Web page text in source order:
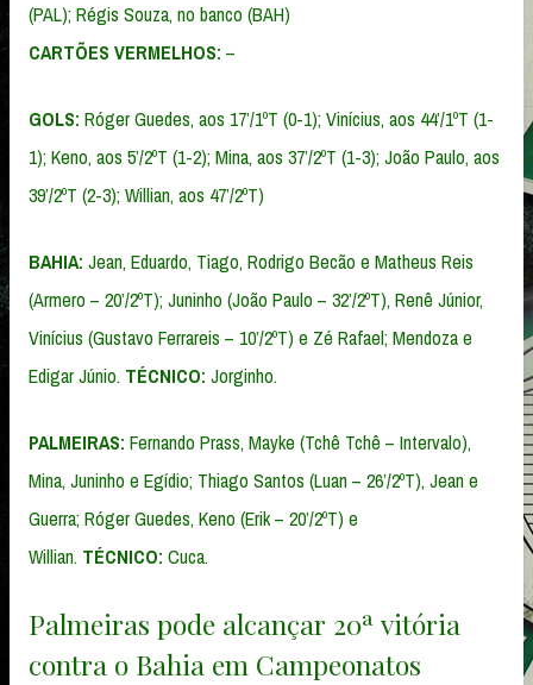
(PAL); Régis Souza, no banco (BAH)
CARTÕES VERMELHOS: –
GOLS: Róger Guedes, aos 17’/1ºT (0-1); Vinícius, aos 44’/1ºT (1-
1); Keno, aos 5’/2ºT (1-2); Mina, aos 37’/2ºT (1-3); João Paulo, aos
39’/2ºT (2-3); Willian, aos 47’/2ºT)
BAHIA: Jean, Eduardo, Tiago, Rodrigo Becão e Matheus Reis
(Armero – 20’/2ºT); Juninho (João Paulo – 32’/2ºT), Renê Júnior,
Vinícius (Gustavo Ferrareis – 10’/2ºT) e Zé Rafael; Mendoza e
Edigar Júnio. TÉCNICO: Jorginho.
PALMEIRAS: Fernando Prass, Mayke (Tchê Tchê – Intervalo),
Mina, Juninho e Egídio; Thiago Santos (Luan – 26’/2ºT), Jean e
Guerra; Róger Guedes, Keno (Erik – 20’/2ºT) e
Willian. TÉCNICO: Cuca.
Palmeiras pode alcançar 20ª vitória
contra o Bahia em Campeonatos